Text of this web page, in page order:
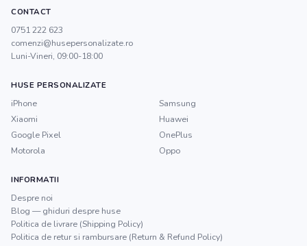
CONTACT
0751 222 623
comenzi@husepersonalizate.ro
Luni-Vineri, 09:00-18:00
HUSE PERSONALIZATE
iPhone
Samsung
Xiaomi
Huawei
Google Pixel
OnePlus
Motorola
Oppo
INFORMATII
Despre noi
Blog — ghiduri despre huse
Politica de livrare (Shipping Policy)
Politica de retur si rambursare (Return & Refund Policy)